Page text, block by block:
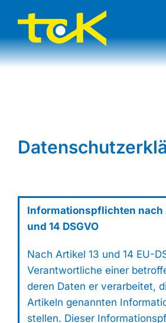
content
Unser
Informationspflichten nach
und 14 DSGVO
Nach Artikel 13 und 14 EU-
Verantwortliche einer
deren Daten er verarbeitet,
Artikeln genannten
stellen. Dieser